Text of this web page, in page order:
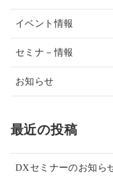
イベント情報
セミナ－情報
お知らせ
最近の投稿
DXセミナーのお知ら